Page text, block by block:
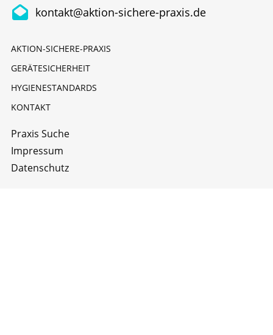
kontakt@aktion-sichere-praxis.de
AKTION-SICHERE-PRAXIS
GERÄTESICHERHEIT
HYGIENESTANDARDS
KONTAKT
Praxis Suche
Impressum
Datenschutz